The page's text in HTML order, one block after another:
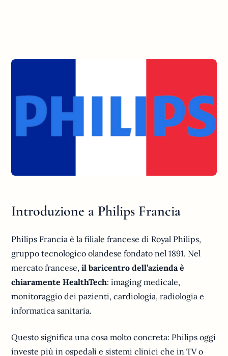
Introduzione a Philips Francia
Philips Francia è la filiale francese di Royal Philips,
gruppo tecnologico olandese fondato nel 1891. Nel
mercato francese,il baricentro dell’azienda è
chiaramente HealthTech: imaging medicale,
monitoraggio dei pazienti, cardiologia, radiologia e
informatica sanitaria.
Questo significa una cosa molto concreta: Philips oggi
investe più in ospedali e sistemi clinici che in TV o